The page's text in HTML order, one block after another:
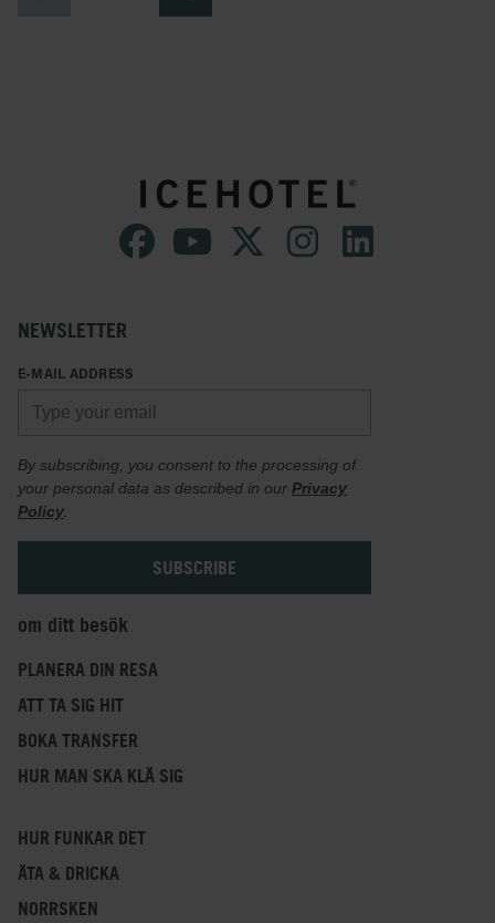
NEWSLETTER
E-MAIL ADDRESS
By subscribing, you consent to the processing of
your personal data as described in our Privacy
Policy
om ditt besök
PLANERA DIN RESA
ATT TA SIG HIT
BOKA TRANSFER
HUR MAN SKA KLÄ SIG
HUR FUNKAR DET
ÄTA & DRICKA
NORRSKEN